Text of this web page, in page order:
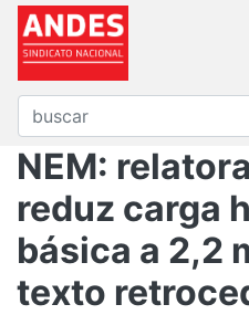
NEM:
reduz carga
básica a 2,2
texto